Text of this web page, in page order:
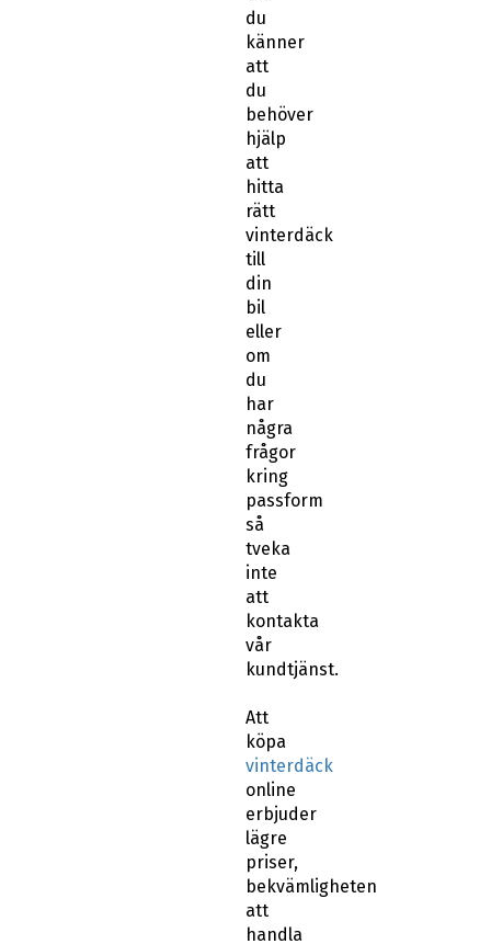
känner
att
du
behöver
hjälp
att
hitta
rätt
vinterdäck
till
din
bil
eller
om
du
har
några
frågor
kring
passform
så
tveka
inte
att
kontakta
vår
kundtjänst.
köpa
vinterdäck
online
erbjuder
lägre
priser,
bekvämligheten
att
handla
närsomhelst